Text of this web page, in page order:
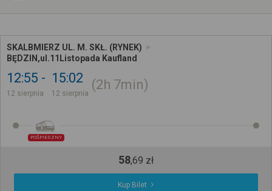
SKALBMIERZ UL. M. SKŁ. (RYNEK)
BĘDZIN,ul.11Listopada Kaufland
12:55
12 sierpnia
15:02
12 sierpnia
2h 7min
POŚPIESZNY
58,69 zł
Kup Bilet